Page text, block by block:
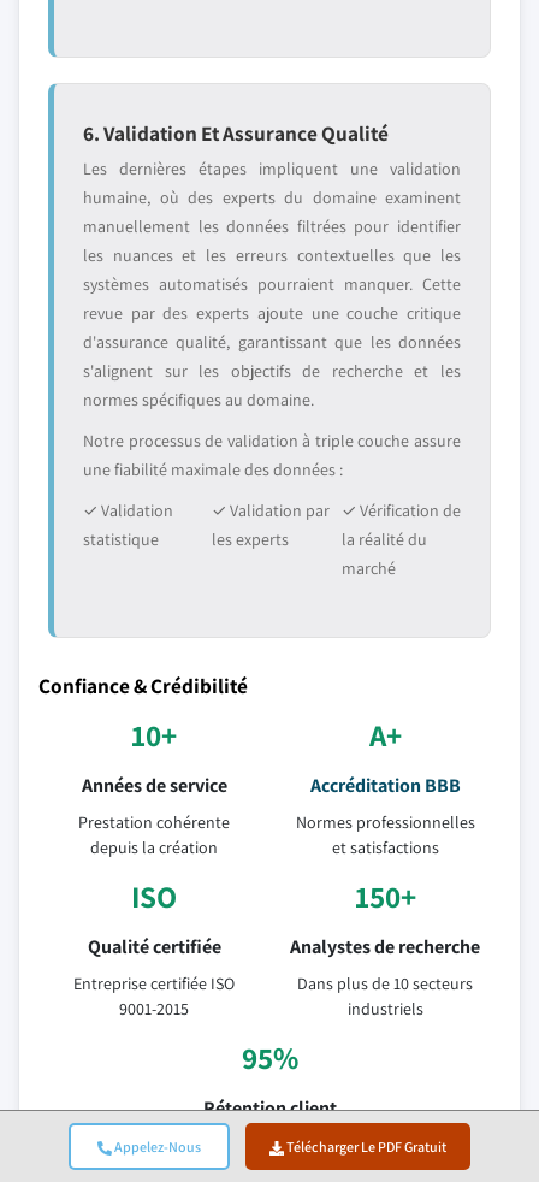
Appelez-Nous Télécharger Le PDF Gratuit
6. Validation Et Assurance Qualité
Les dernières étapes impliquent une validation
humaine, où des experts du domaine examinent
manuellement les données filtrées pour identifier
les nuances et les erreurs contextuelles que les
systèmes automatisés pourraient manquer. Cette
revue par des experts ajoute une couche critique
d'assurance qualité, garantissant que les données
s'alignent sur les objectifs de recherche et les
normes spécifiques au domaine.
Notre processus de validation à triple couche assure
une fiabilité maximale des données :
✓ Validation
statistique
✓ Validation par
les experts
✓ Vérification de
la réalité du
marché
Confiance & Crédibilité
10+
Années de service
Prestation cohérente
depuis la création
A+
Accréditation BBB
Normes professionnelles
et satisfactions
ISO
Qualité certifiée
Entreprise certifiée ISO
9001-2015
150+
Analystes de recherche
Dans plus de 10 secteurs
industriels
95%
Rétention client
Valeur relationnelle sur 5
ans